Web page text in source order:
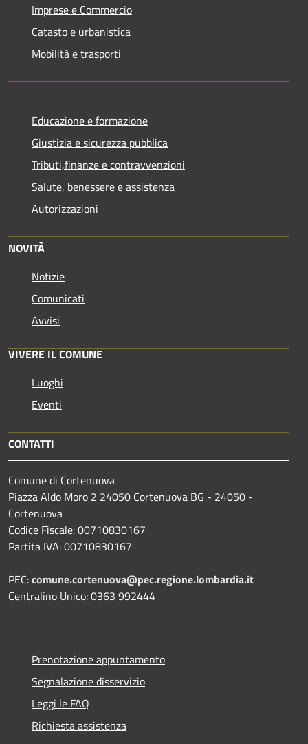
Imprese e Commercio
Catasto e urbanistica
Mobilità e trasporti
Educazione e formazione
Giustizia e sicurezza pubblica
Tributi,finanze e contravvenzioni
Salute, benessere e assistenza
Autorizzazioni
NOVITÀ
Notizie
Comunicati
Avvisi
VIVERE IL COMUNE
Luoghi
Eventi
CONTATTI
Comune di Cortenuova
Piazza Aldo Moro 2 24050 Cortenuova BG - 24050 -
Cortenuova
Codice Fiscale: 00710830167
Partita IVA: 00710830167
PEC:comune.cortenuova@pec.regione.lombardia.it
Centralino Unico: 0363 992444
Prenotazione appuntamento
Segnalazione disservizio
Leggi le FAQ
Richiesta assistenza